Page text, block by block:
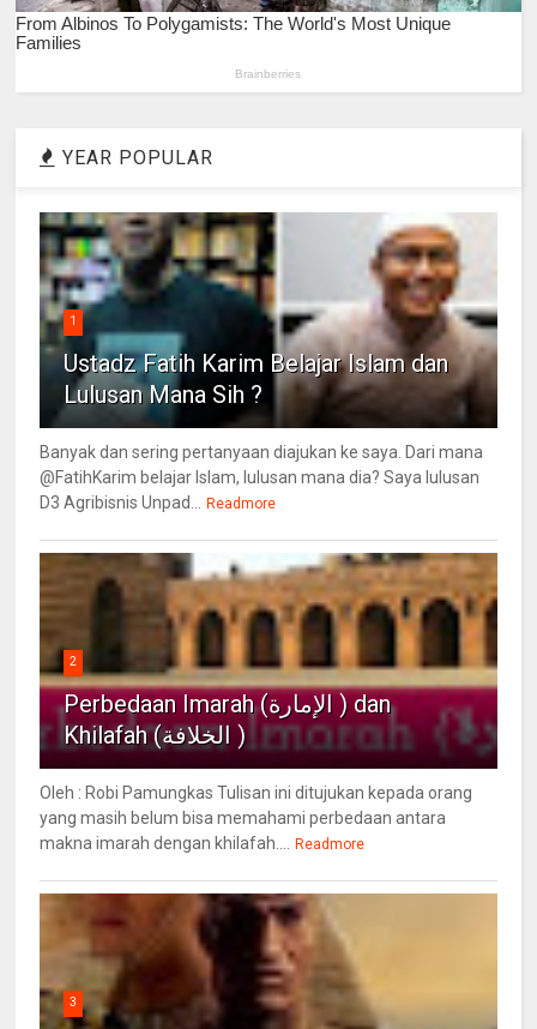
YEAR POPULAR
1
Ustadz Fatih Karim Belajar Islam dan
Lulusan Mana Sih ?
Banyak dan sering pertanyaan diajukan ke saya. Dari mana
@FatihKarim belajar Islam, lulusan mana dia? Saya lulusan
D3 Agribisnis Unpad... Readmore
2
Perbedaan Imarah (الإمارة ) dan
Khilafah (الخلافة )
Oleh : Robi Pamungkas Tulisan ini ditujukan kepada orang
yang masih belum bisa memahami perbedaan antara
makna imarah dengan khilafah.... Readmore
3